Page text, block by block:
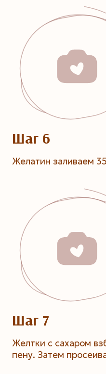
Шаг 6
Желатин заливаем
Шаг 7
Желтки с сахаром
пену. Затем